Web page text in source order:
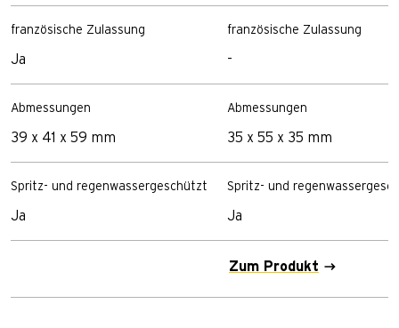
französische Zulassung
Ja
Abmessungen
39 x 41 x 59 mm
Spritz- und regenwassergeschützt
Ja
französische Zulassung
-
Abmessungen
35 x 55 x 35 mm
Spritz- und
Ja
Zum Produkt